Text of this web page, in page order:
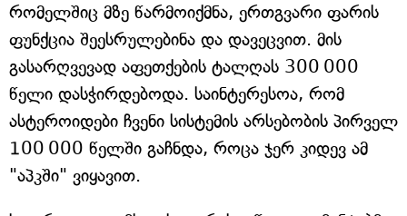
რომელშიც მზე წარმოიქმნა, ერთგვარი ფარის
ფუნქცია შეესრულებინა და დავეცვით. მის
გასარღვევად აფეთქების ტალღას 300 000
წელი დასჭირდებოდა. საინტერესოა, რომ
ასტეროიდები ჩვენი სისტემის არსებობის პირველ
100 000 წელში გაჩნდა, როცა ჯერ კიდევ ამ
"აპკში" ვიყავით.